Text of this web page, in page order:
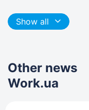
Show all
Other news
Work.ua